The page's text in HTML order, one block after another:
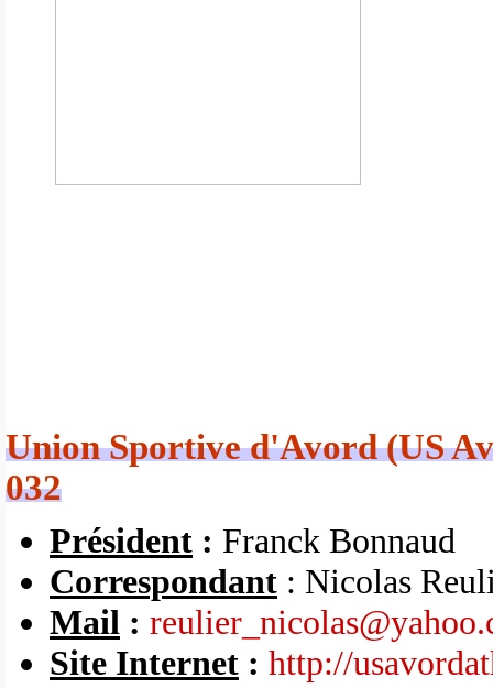
Union Sportive d'Avord (US
032
Président : Franck Bonnaud
Correspondant : Nicolas
Mail :
Site Internet : http://